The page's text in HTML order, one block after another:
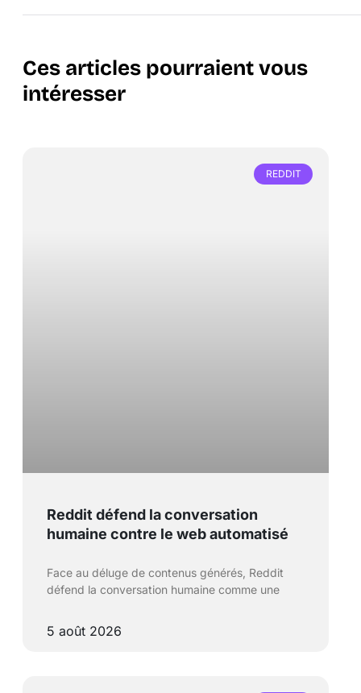
Ces articles pourraient vous
intéresser
REDDIT
Reddit défend la conversation
humaine contre le web automatisé
Face au déluge de contenus générés, Reddit
défend la conversation humaine comme une
5 août 2026